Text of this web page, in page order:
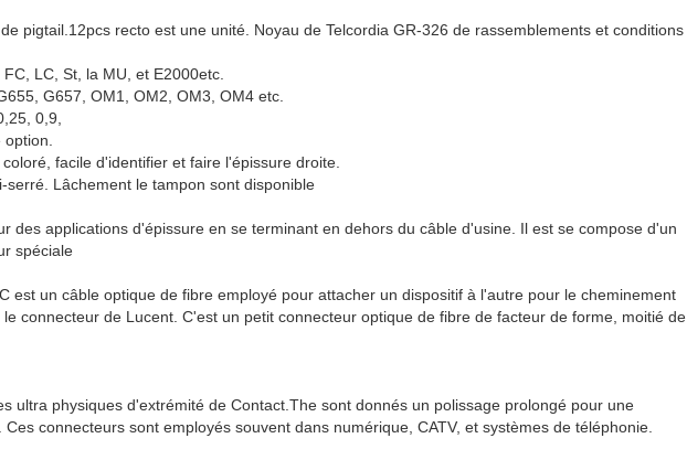
pigtail.12pcs recto est une unité. Noyau de Telcordia GR-326 de rassemblements et conditions
LC, St, la MU, et E2000etc.
G657, OM1, OM2, OM3, OM4 etc.
0,9,
facile d'identifier et faire l'épissure droite.
serré. Lâchement le tampon sont disponible
des applications d'épissure en se terminant en dehors du câble d'usine. Il est se compose d'un
spéciale
est un câble optique de fibre employé pour attacher un dispositif à l'autre pour le cheminement
connecteur de Lucent. C'est un petit connecteur optique de fibre de facteur de forme, moitié de
ultra physiques d'extrémité de Contact.The sont donnés un polissage prolongé pour une
connecteurs sont employés souvent dans numérique, CATV, et systèmes de téléphonie.